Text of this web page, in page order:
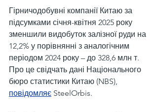
Гірничодобувні компанії Китаю за
підсумками січня-квітня 2025 року
зменшили видобуток залізної руди на
12,2% у порівнянні з аналогічним
періодом 2024 року – до 328,6 млн т.
Про це свідчать дані Національного
бюро статистики Китаю (NBS),
повідомляє SteelOrbis.